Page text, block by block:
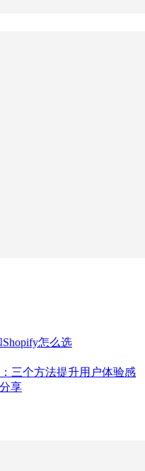
Shopify怎么选
三个方法提升用户体验感
享